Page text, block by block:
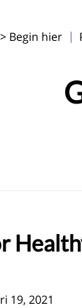
> Begin hier
19, 2021